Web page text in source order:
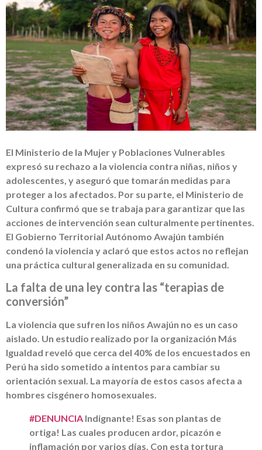
El Ministerio de la Mujer y Poblaciones Vulnerables
expresó su rechazo a la violencia contra niñas, niños y
adolescentes, y aseguró que tomarán medidas para
proteger a los afectados. Por su parte, el Ministerio de
Cultura confirmó que se trabaja para garantizar que las
acciones de intervención sean culturalmente pertinentes.
El Gobierno Territorial Autónomo Awajún también
condenó la violencia y aclaró que estos actos no reflejan
una práctica cultural generalizada en su comunidad.
La falta de una ley contra las “terapias de
conversión”
La violencia que sufren los niños Awajún no es un caso
aislado. Un estudio realizado por la organización Más
Igualdad reveló que cerca del 40% de los encuestados en
Perú ha sido sometido a intentos para cambiar su
orientación sexual. La mayoría de estos casos afecta a
hombres cisgénero homosexuales.
#DENUNCIA Indignante! Esas son plantas de
ortiga! Las cuales producen ardor, picazón e
inflamación por varios días. Con esta tortura